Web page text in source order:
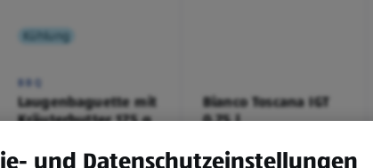
Kühlung
BBQ
Laugenbaguette mit
Kräuterbutter 175 g
(4,51 €/1 kg)
Bianco Toscana IGT
0,75 l
(3,72 €/1 l)
und Datenschutzeinstellungen